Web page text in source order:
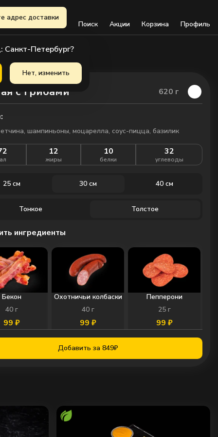
адрес доставки
Санкт-Петербург?
Нет, изменить
Поиск Акции Корзина Профиль
с грибами 620 г
шампиньоны, моцарелла, соус-пицца, базилик
12
жиры
10
белки
32
углеводы
25 см 30 см 40 см
Тонкое Толстое
ингредиенты
Бекон
40 г
99 ₽
0
Охотничьи колбаски
40г
99 ₽
0
Пепперони
25г
99 ₽
0
45 г
99₽
Филе цыпленка
Шампиньоны
Добавить за 849₽